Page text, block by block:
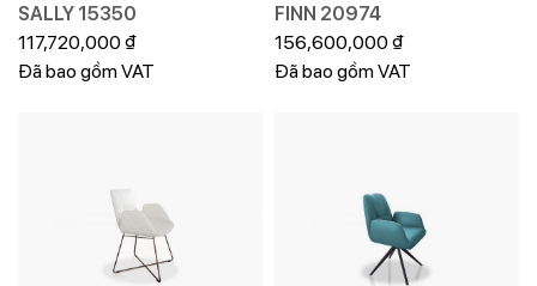
SALLY 15350
117,720,000 ₫
Đã bao gồm VAT
FINN 20974
156,600,000 ₫
Đã bao gồm VAT